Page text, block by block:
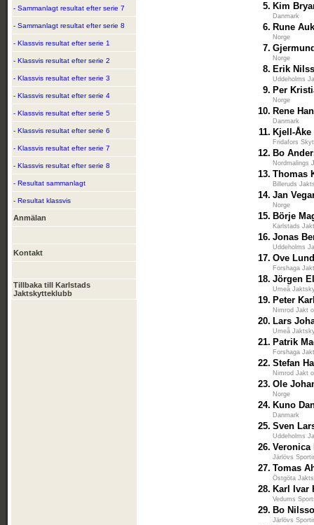
- Sammanlagt resultat efter serie 7
- Sammanlagt resultat efter serie 8
- Klassvis resultat efter serie 1
- Klassvis resultat efter serie 2
- Klassvis resultat efter serie 3
- Klassvis resultat efter serie 4
- Klassvis resultat efter serie 5
- Klassvis resultat efter serie 6
- Klassvis resultat efter serie 7
- Klassvis resultat efter serie 8
- Resultat sammanlagt
- Resultat klassvis
Anmälan
Kontakt
Tillbaka till Karlstads
Jaktskytteklubb
5. Kim
Danmark
6. Rune
Norge
7.
Norge
8. Erik
Uddeholms
9. Per
Norge
10. Rene
Danmark
11. Kjell-
Fridafors
12. Bo
Nordmalings
13. Thomas
Billeruds
14. Jan
Norge
15. Börje
Karlstads
16. Jonas
Uddeholms
17. Ove
Forshaga
18. Jörgen
Umeå
19. Peter
Nimrod Jakt
20. Lars
Umeå
21. Patrik
Forshaga
22. Stefan
Nimrod Jakt
23. Ole
Norge
24. Kuno
Danmark
25. Sven
Uddeholms
26.
Järlövs
27. Tomas
Östgöta
28. Karl Ivar
Vedums
29. Bo
Järlövs